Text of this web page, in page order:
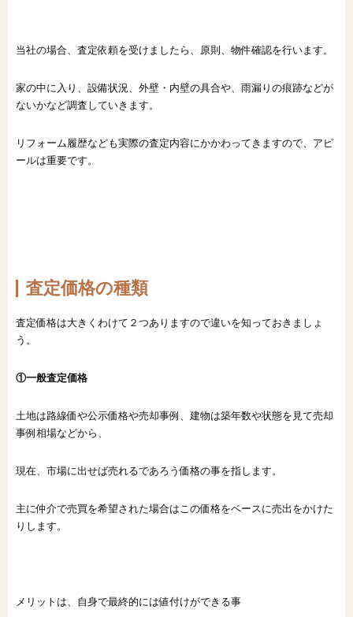
当社の場合、査定依頼を受けましたら、原則、物件確認を行います。
家の中に入り、設備状況、外壁・内壁の具合や、雨漏りの痕跡などが
ないかなど調査していきます。
リフォーム履歴なども実際の査定内容にかかわってきますので、アピ
ールは重要です。
査定価格の種類
査定価格は大きくわけて２つありますので違いを知っておきましょ
う。
①一般査定価格
土地は路線価や公示価格や売却事例、建物は築年数や状態を見て売却
事例相場などから、
現在、市場に出せば売れるであろう価格の事を指します。
主に仲介で売買を希望された場合はこの価格をベースに売出をかけた
りします。
メリットは、自身で最終的には値付けができる事